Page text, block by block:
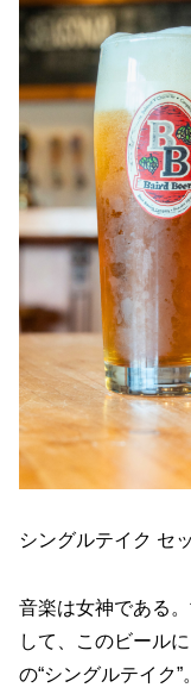
シングルテイク セ
音楽は女神である
して、このビール
の“シングルテイク